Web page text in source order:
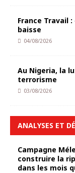
France Travail
baisse
04/08/2026
Au Nigeria, la
terrorisme
03/08/2026
ANALYSES ET
Campagne
construire la
dans les mois